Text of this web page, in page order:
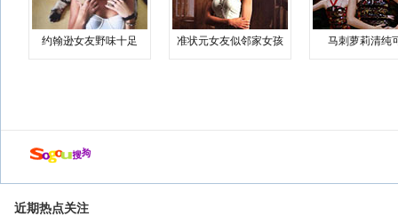
约翰逊女友野味十足 准状元女友似邻家女孩 马刺萝莉清纯
近期热点关注